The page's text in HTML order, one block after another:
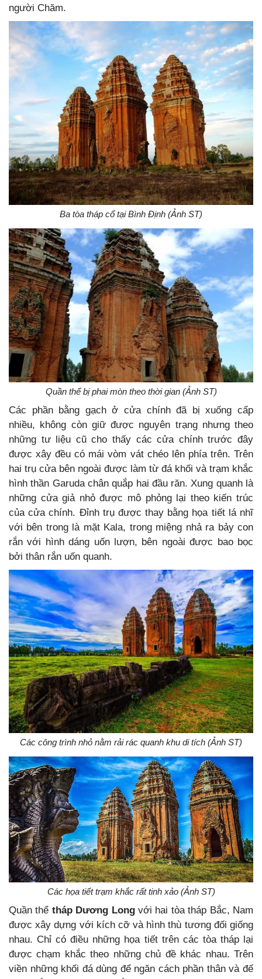
người Chăm.
Ba tòa tháp cổ tại Bình Định (Ảnh ST)
Quần thể bị phai mòn theo thời gian (Ảnh ST)
Các phần bằng gạch ở cửa chính đã bị xuống cấp
nhiều, không còn giữ được nguyên trạng nhưng theo
những tư liệu cũ cho thấy các cửa chính trước đây
được xây đều có mái vòm vát chéo lên phía trên. Trên
hai trụ cửa bên ngoài được làm từ đá khối và trạm khắc
hình thần Garuda chân quắp hai đầu răn. Xung quanh là
những cửa giả nhỏ được mô phỏng lại theo kiến trúc
của cửa chính. Đỉnh trụ được thay bằng họa tiết lá nhĩ
với bên trong là mặt Kala, trong miệng nhả ra bảy con
rắn với hình dáng uốn lượn, bên ngoài được bao bọc
bởi thân rắn uốn quanh.
Các công trình nhỏ nằm rải rác quanh khu di tích (Ảnh ST)
Các họa tiết trạm khắc rất tinh xảo (Ảnh ST)
Quần thể tháp Dương Longvới hai tòa tháp Bắc, Nam
được xây dựng với kích cỡ và hình thù tương đối giống
nhau. Chỉ có điều những họa tiết trên các tòa tháp lại
được chạm khắc theo những chủ đề khác nhau. Trên
viền những khối đá dùng để ngăn cách phần thân và đế